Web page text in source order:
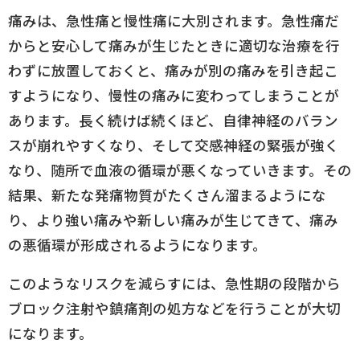
痛みは、急性痛と慢性痛に大別されます。急性痛だ
からと安心して痛みが生じたときに適切な治療を行
わずに放置しておくと、痛みが別の痛みを引き起こ
すようになり、慢性の痛みに変わってしまうことが
あります。長く続けば続くほど、自律神経のバラン
スが崩れやすくなり、そして交感神経の緊張が強く
なり、随所で血液の循環が悪くなっていきます。その
結果、新たな発痛物質がたくさん溜まるようにな
り、より強い痛みや新しい痛みが生じてきて、痛み
の悪循環が形成されるようになります。
このようなリスクを減らすには、急性期の段階から
ブロック注射や鎮痛剤の処方などを行うことが大切
になります。